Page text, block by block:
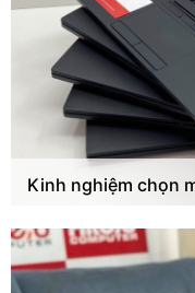
Kinh nghiệm chọn